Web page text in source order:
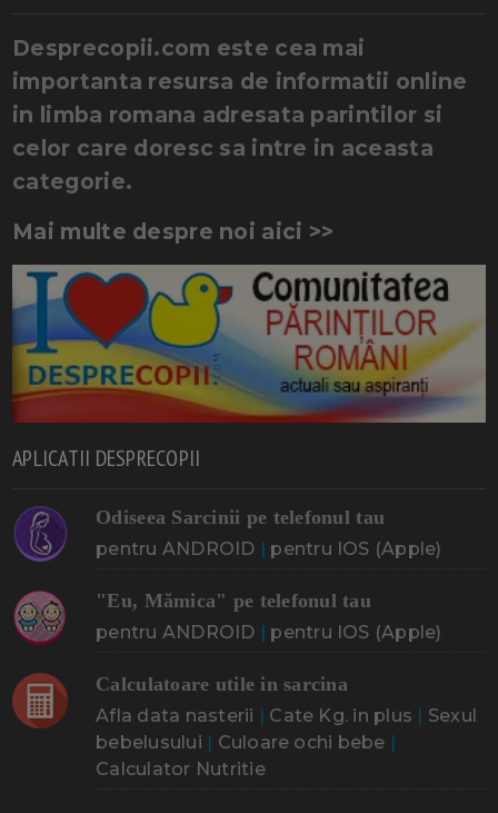
Desprecopii.com este cea mai
importanta resursa de informatii online
in limba romana adresata parintilor si
celor care doresc sa intre in aceasta
categorie.
Mai multe despre noi aici >>
APLICATII DESPRECOPII
Odiseea Sarcinii pe telefonul tau
pentru ANDROID | pentru IOS (Apple)
"Eu, Mămica" pe telefonul tau
pentru ANDROID | pentru IOS (Apple)
Calculatoare utile in sarcina
Afla data nasterii | Cate Kg. in plus | Sexul
bebelusului | Culoare ochi bebe |
Calculator Nutritie